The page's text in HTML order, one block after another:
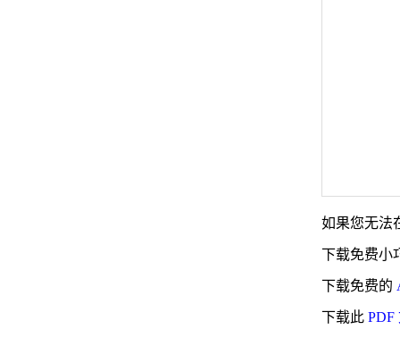
如果您无法
下载免费小
下载免费的
下载此 PDF